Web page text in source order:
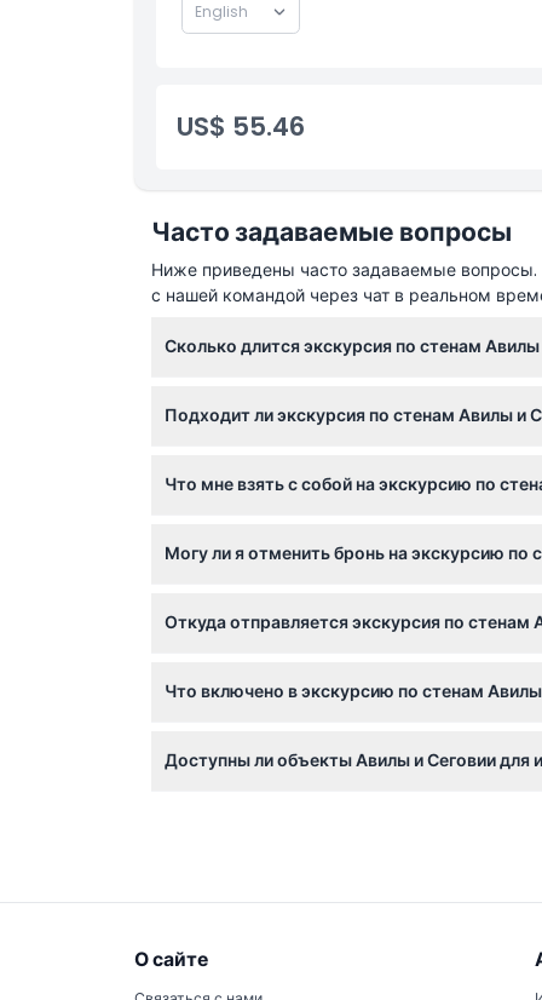
US$ 55.46
Часто задаваемые вопросы
Ниже приведены часто задаваемые вопросы.
с нашей командой через чат в реальном
Сколько длится экскурсия по стенам
Подходит ли экскурсия по стенам Авилы и
общее количество пассажиров.
Что мне взять с собой на экскурсию по
на случай переменчивой погоды.
Могу ли я отменить бронь на экскурсию по
комиссия за банковский перевод).
Откуда отправляется экскурсия по стенам
кондиционером.
Что включено в экскурсию по стенам
экскурсии с гидом в Авиле и Сеговии, а
Доступны ли объекты Авилы и Сеговии для
О сайте